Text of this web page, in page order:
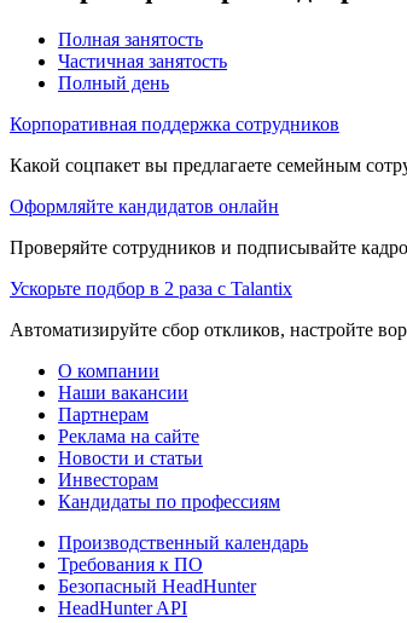
Полная занятость
Частичная занятость
Полный день
Корпоративная поддержка сотрудников
Какой соцпакет вы предлагаете семейным
Оформляйте кандидатов онлайн
Проверяйте сотрудников и подписывайте
Ускорьте подбор в 2 раза с Talantix
Автоматизируйте сбор откликов, настройте
О компании
Наши вакансии
Партнерам
Реклама на сайте
Новости и статьи
Инвесторам
Кандидаты по профессиям
Производственный календарь
Требования к ПО
Безопасный HeadHunter
HeadHunter API